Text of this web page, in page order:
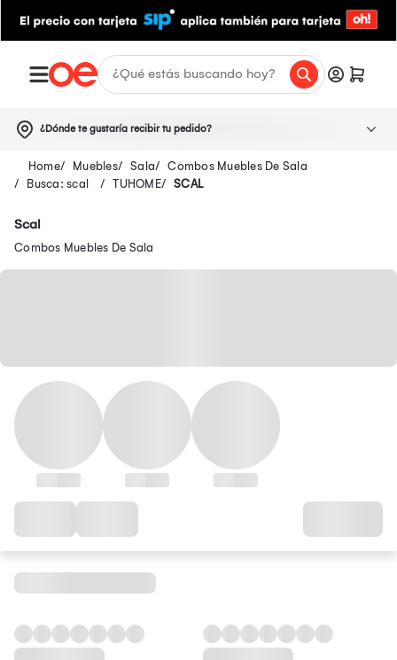
¿Dónde te gustaría recibir tu pedido?
Muebles Sala
Combos Muebles De Sala
Busca: scal
TUHOME SCAL
Scal
Combos Muebles De Sala